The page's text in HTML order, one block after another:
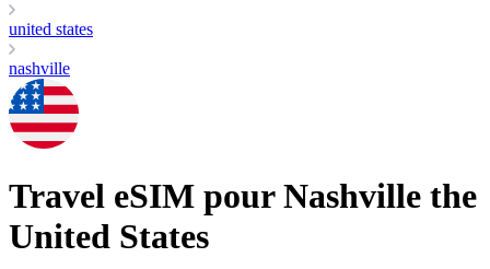
united states
nashville
Travel eSIM pour Nashville the
United States